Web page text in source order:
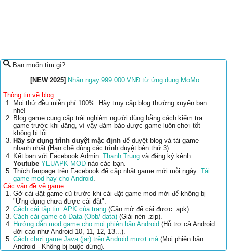
Bạn muốn tìm gì?
[NEW 2025] Nhận ngay 999.000 VNĐ từ ứng dụng MoMo
Thông tin về blog:
Mọi thứ đều miễn phí 100%. Hãy truy cập blog thường xuyên bạn
nhé!
Blog game cung cấp trải nghiệm người dùng bằng cách kiểm tra
game trước khi đăng, vì vậy đảm bảo được game luôn chơi tốt
không bị lỗi.
Hãy sử dụng trình duyệt mặc định để duyệt blog và tải game
nhanh nhất (Hạn chế dùng các trình duyệt bên thứ 3).
Kết bạn với Facebook Admin: Thanh Trung và đăng ký kênh
Youtube YEUAPK MOD nào các bạn.
Thích fanpage trên Facebook để cập nhật game mới mỗi ngày: Tải
game mod hay cho Android.
Các vấn đề về game:
Gỡ cài đặt game cũ trước khi cài đặt game mod mới để không bị
"Ứng dụng chưa được cài đặt".
Cách cài tập tin .APK của trang (Cần mở để cài được .apk).
Cách cài game có Data (Obb/ data) (Giải nén .zip).
Hướng dẫn mod game cho mọi phiên bản Android (Hỗ trợ cả Android
đời cao như Android 10, 11, 12, 13...).
Cách chơi game Java (jar) trên Android mượt mà(Mọi phiên bản
Android - Không bị buộc dừng).